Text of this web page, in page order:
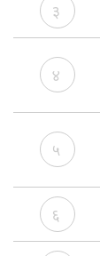
३
४
५
६